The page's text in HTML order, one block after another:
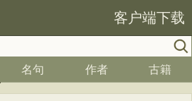
客户端下载
名句 作者 古籍